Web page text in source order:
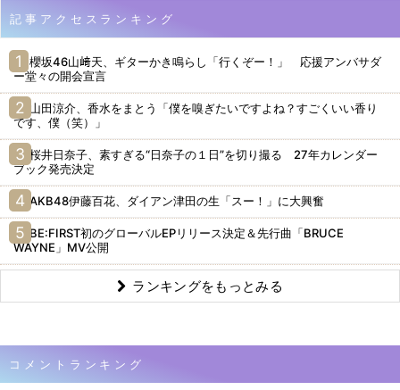
記事アクセスランキング
櫻坂46山﨑天、ギターかき鳴らし「行くぞー！」 応援アンバサダ
ー堂々の開会宣言
山田涼介、香水をまとう「僕を嗅ぎたいですよね？すごくいい香り
です、僕（笑）」
桜井日奈子、素すぎる“日奈子の１日”を切り撮る 27年カレンダー
ブック発売決定
AKB48伊藤百花、ダイアン津田の生「スー！」に大興奮
BE:FIRST初のグローバルEPリリース決定＆先行曲「BRUCE
WAYNE」MV公開
ランキングをもっとみる
コメントランキング